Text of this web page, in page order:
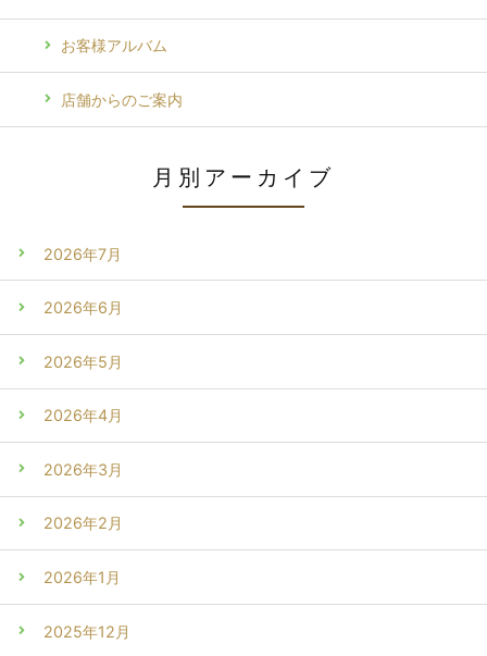
お客様アルバム
店舗からのご案内
月別アーカイブ
2026年7月
2026年6月
2026年5月
2026年4月
2026年3月
2026年2月
2026年1月
2025年12月